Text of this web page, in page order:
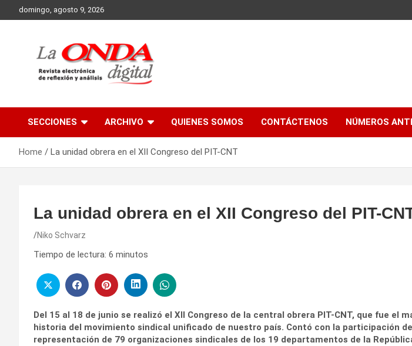
to
domingo, agosto 9, 2026
SECCIONES ARCHIVO QUIENES SOMOS CONTÁCTENOS NÚMEROS
Home La unidad obrera en el XII Congreso del PIT-CNT
La unidad obrera en el XII Congreso del PIT-
Niko Schvarz
Tiempo de lectura: 6 minutos
Del 15 al 18 de junio se realizó el XII Congreso de la central obrera PIT-CNT, que fue el
historia del movimiento sindical unificado de nuestro país. Contó con la participación
representación de 79 organizaciones sindicales de los 19 departamentos de la